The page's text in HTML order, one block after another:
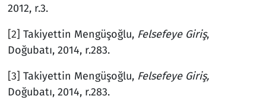
2012, r.3.
[2] Takiyettin Mengüşoğlu, Felsefeye Giriş,
Doğubatı, 2014, r.283.
[3] Takiyettin Mengüşoğlu, Felsefeye Giriş,
Doğubatı, 2014, r.283.